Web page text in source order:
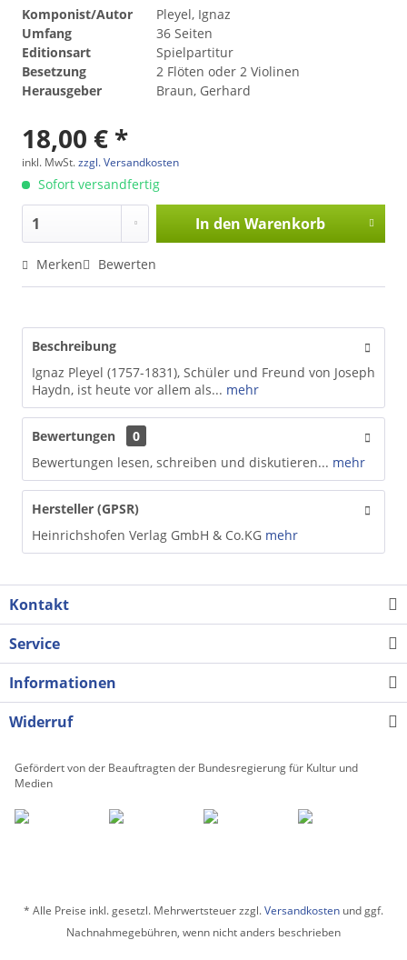
Komponist/Autor
Pleyel, Ignaz
Umfang
36 Seiten
Editionsart
Spielpartitur
Besetzung
2 Flöten oder 2 Violinen
Herausgeber
Braun, Gerhard
18,00 € *
inkl. MwSt.zzgl. Versandkosten
Sofort versandfertig
In den Warenkorb
Merken Bewerten
Beschreibung
Ignaz Pleyel (1757-1831), Schüler und Freund von Joseph
Haydn, ist heute vor allem als... mehr
Bewertungen
0
Bewertungen lesen, schreiben und diskutieren... mehr
Hersteller (GPSR)
Heinrichshofen Verlag GmbH & Co.KG mehr
Kontakt
Service
Informationen
Widerruf
Gefördert von der Beauftragten der Bundesregierung für Kultur und
Medien
* Alle Preise inkl. gesetzl. Mehrwertsteuer zzgl.Versandkosten und ggf.
Nachnahmegebühren, wenn nicht anders beschrieben